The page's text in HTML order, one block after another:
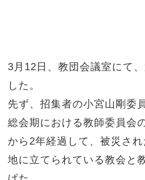
3月12日、教団会議室にて
した。
先ず、招集者の小宮山剛委
総会期における教師委員会
から2年経過して、被災さ
地に立てられている教会と